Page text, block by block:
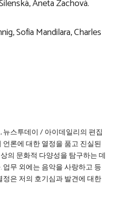
Aneta Zachová.
Sofia Mandilara, Charles
뉴스투데이 / 아이데일리의 편집
언론에 대한 열정을 품고 진실된
의 문화적 다양성을 탐구하는 데
무 외에는 음악을 사랑하고 등
정은 저의 호기심과 발견에 대한